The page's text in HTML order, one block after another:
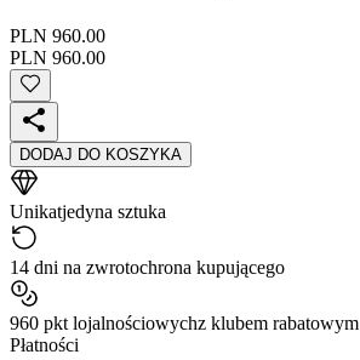
PLN 960.00
PLN 960.00
DODAJ DO KOSZYKA
Unikatjedyna sztuka
14 dni na zwrotochrona kupującego
960 pkt lojalnościowychz klubem rabatowym
Płatności